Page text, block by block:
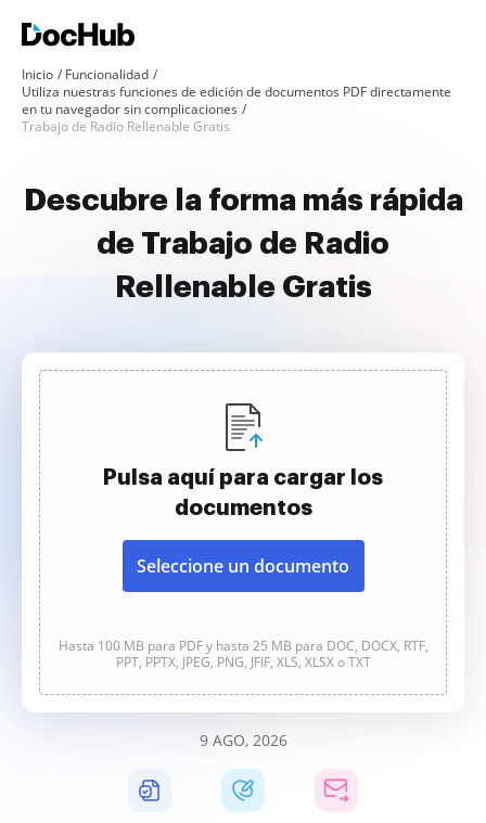
Inicio
Funcionalidad
Utiliza nuestras funciones de edición de documentos PDF directamente
en tu navegador sin complicaciones
Trabajo de Radio Rellenable Gratis
Descubre la forma más rápida
de Trabajo de Radio
Rellenable Gratis
Pulsa aquí para cargar los
documentos
Seleccione un documento
Hasta 100 MB para PDF y hasta 25 MB para DOC, DOCX, RTF,
PPT, PPTX, JPEG, PNG, JFIF, XLS, XLSX o TXT
9 AGO, 2026